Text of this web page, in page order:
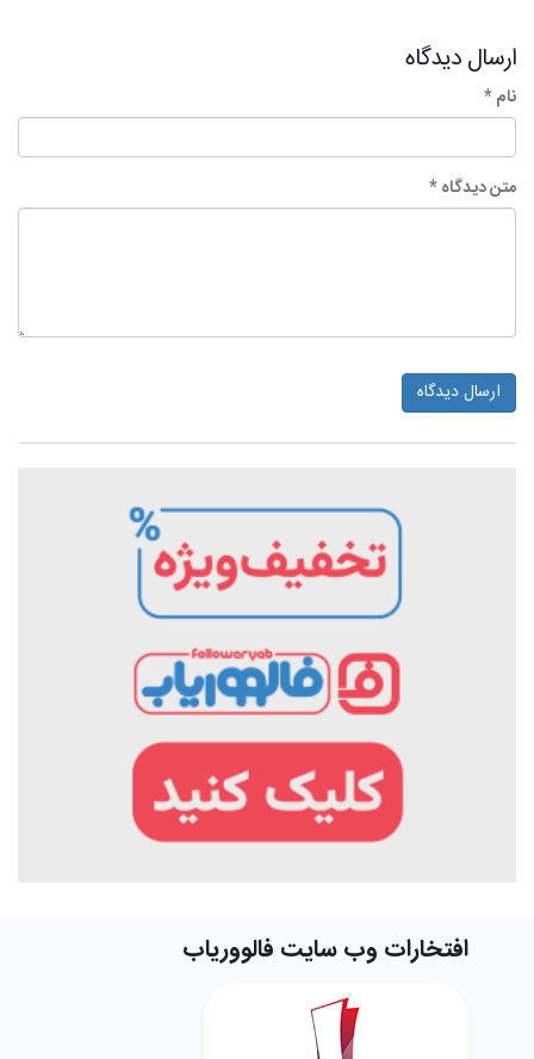
ارسال دیدگاه
نام *
متن دیدگاه *
ارسال دیدگاه
افتخارات وب سایت فالووریاب